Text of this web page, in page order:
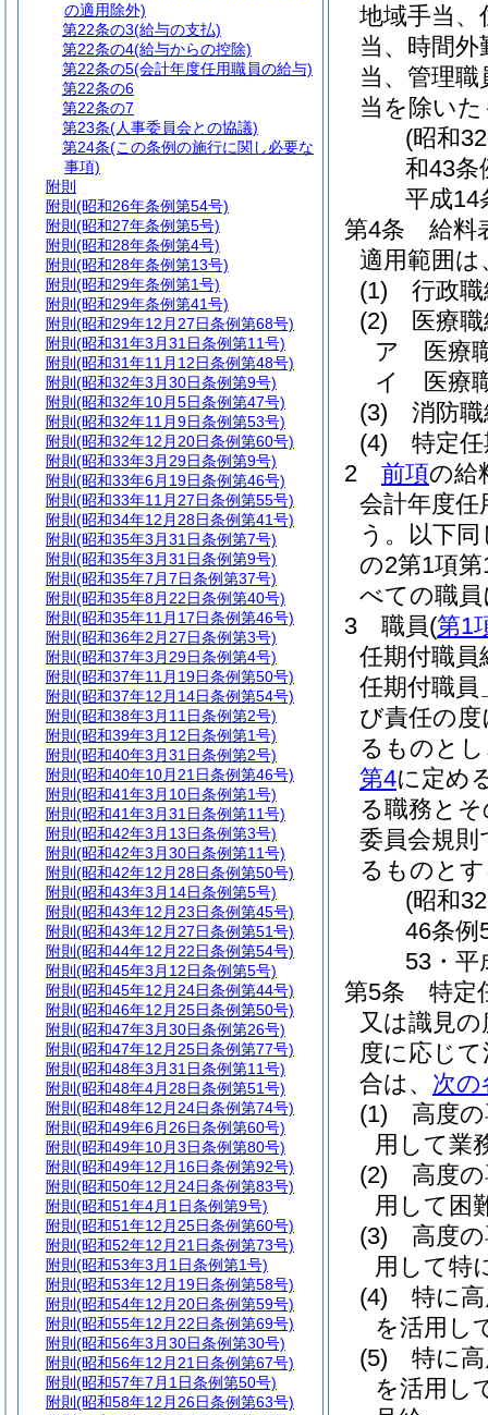
地域手当、
当、時間
当、管理
当を除い
(昭和
和43条
平成14
第4条
給料
適用範囲
(1)
行政
(2)
医療
ア
医療
イ
医療
(3)
消防
(4)
特定
2
前項の給
会計年度任
う。以下同
の2第1項
べての職
3
職員(第1
任期付職員
任期付職
び責任の
るものと
第4に定め
る職務と
委員会規
るものと
(昭和
46条例
53・平
第5条
特定
又は識見
度に応じ
合は、 次の
(1)
高度
用して業
(2)
高度
用して困
(3)
高度
用して特
(4)
特に
を活用し
(5)
特に
を活用し
の適用除外)
第22条の3(給与の支払)
第22条の4(給与からの控除)
第22条の5(会計年度任用職員の給与)
第22条の6
第22条の7
第23条(人事委員会との協議)
第24条(この条例の施行に関し必要な
事項)
附則
附則 (昭和26年条例第54号)
附則 (昭和27年条例第5号)
附則 (昭和28年条例第4号)
附則 (昭和28年条例第13号)
附則 (昭和29年条例第1号)
附則 (昭和29年条例第41号)
附則 (昭和29年12月27日条例第68号)
附則 (昭和31年3月31日条例第11号)
附則 (昭和31年11月12日条例第48号)
附則 (昭和32年3月30日条例第9号)
附則 (昭和32年10月5日条例第47号)
附則 (昭和32年11月9日条例第53号)
附則 (昭和32年12月20日条例第60号)
附則 (昭和33年3月29日条例第9号)
附則 (昭和33年6月19日条例第46号)
附則 (昭和33年11月27日条例第55号)
附則 (昭和34年12月28日条例第41号)
附則 (昭和35年3月31日条例第7号)
附則 (昭和35年3月31日条例第9号)
附則 (昭和35年7月7日条例第37号)
附則 (昭和35年8月22日条例第40号)
附則 (昭和35年11月17日条例第46号)
附則 (昭和36年2月27日条例第3号)
附則 (昭和37年3月29日条例第4号)
附則 (昭和37年11月19日条例第50号)
附則 (昭和37年12月14日条例第54号)
附則 (昭和38年3月11日条例第2号)
附則 (昭和39年3月12日条例第1号)
附則 (昭和40年3月31日条例第2号)
附則 (昭和40年10月21日条例第46号)
附則 (昭和41年3月10日条例第1号)
附則 (昭和41年3月31日条例第11号)
附則 (昭和42年3月13日条例第3号)
附則 (昭和42年3月30日条例第11号)
附則 (昭和42年12月28日条例第50号)
附則 (昭和43年3月14日条例第5号)
附則 (昭和43年12月23日条例第45号)
附則 (昭和43年12月27日条例第51号)
附則 (昭和44年12月22日条例第54号)
附則 (昭和45年3月12日条例第5号)
附則 (昭和45年12月24日条例第44号)
附則 (昭和46年12月25日条例第50号)
附則 (昭和47年3月30日条例第26号)
附則 (昭和47年12月25日条例第77号)
附則 (昭和48年3月31日条例第11号)
附則 (昭和48年4月28日条例第51号)
附則 (昭和48年12月24日条例第74号)
附則 (昭和49年6月26日条例第60号)
附則 (昭和49年10月3日条例第80号)
附則 (昭和49年12月16日条例第92号)
附則 (昭和50年12月24日条例第83号)
附則 (昭和51年4月1日条例第9号)
附則 (昭和51年12月25日条例第60号)
附則 (昭和52年12月21日条例第73号)
附則 (昭和53年3月1日条例第1号)
附則 (昭和53年12月19日条例第58号)
附則 (昭和54年12月20日条例第59号)
附則 (昭和55年12月22日条例第69号)
附則 (昭和56年3月30日条例第30号)
附則 (昭和56年12月21日条例第67号)
附則 (昭和57年7月1日条例第50号)
附則 (昭和58年12月26日条例第63号)